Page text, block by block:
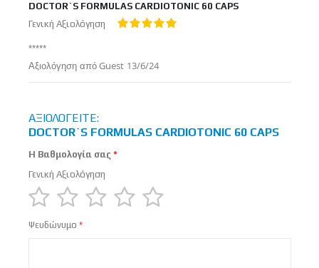
DOCTOR`S FORMULAS CARDIOTONIC 60 CAPS
Γενική Αξιολόγηση
*****
Αξιολόγηση απόGuest Δημοσιεύτηκε
στις
13/6/24
ΑΞΙΟΛΟΓΕΊΤΕ:
DOCTOR`S FORMULAS CARDIOTONIC 60 CAPS
Η Βαθμολογία σας
Γενική Αξιολόγηση
star
stars
stars
stars
stars
Ψευδώνυμο